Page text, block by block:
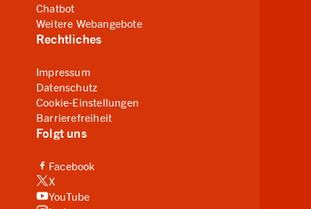
Chatbot
Weitere Webangebote
Rechtliches
Impressum
Datenschutz
Cookie-Einstellungen
Barrierefreiheit
Folgt uns
Facebook
(Link zu externer Website, öffnet in neuem Tab)
X
(Link zu externer Website, öffnet in neuem Tab)
YouTube
(Link zu externer Website, öffnet in neuem Tab)